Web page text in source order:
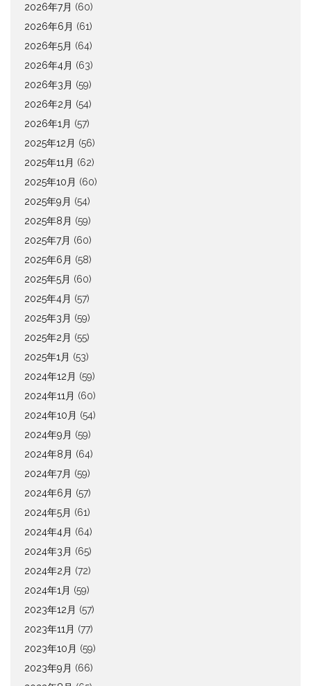
2026年7月 (60)
2026年6月 (61)
2026年5月 (64)
2026年4月 (63)
2026年3月 (59)
2026年2月 (54)
2026年1月 (57)
2025年12月 (56)
2025年11月 (62)
2025年10月 (60)
2025年9月 (54)
2025年8月 (59)
2025年7月 (60)
2025年6月 (58)
2025年5月 (60)
2025年4月 (57)
2025年3月 (59)
2025年2月 (55)
2025年1月 (53)
2024年12月 (59)
2024年11月 (60)
2024年10月 (54)
2024年9月 (59)
2024年8月 (64)
2024年7月 (59)
2024年6月 (57)
2024年5月 (61)
2024年4月 (64)
2024年3月 (65)
2024年2月 (72)
2024年1月 (59)
2023年12月 (57)
2023年11月 (77)
2023年10月 (59)
2023年9月 (66)